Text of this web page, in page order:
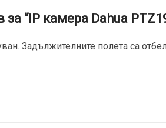
“IP камерa Dahua
Задължителните полета са